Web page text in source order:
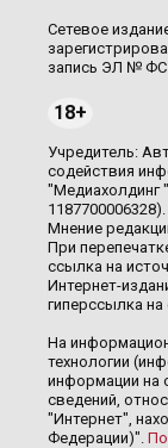
Сетевое
запись ЭЛ № ФС
18+
Учредитель:
содействия
"Медиахолдинг
1187700006328).
Мнение
При
ссылка на
Интернет-
гиперссылка на
На
технологии
информации на
сведений,
"Интернет",
Федерации)".